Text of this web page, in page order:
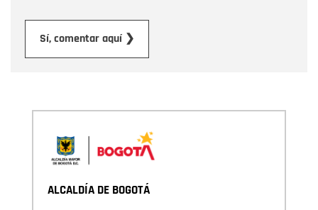
Sí, comentar aquí ❯
ALCALDÍA DE BOGOTÁ